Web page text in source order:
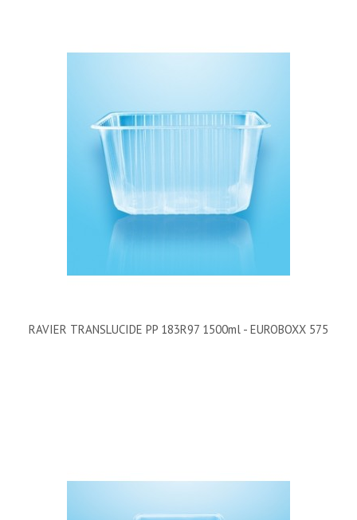
RAVIER TRANSLUCIDE PP 183R97 1500ml - EUROBOXX 575